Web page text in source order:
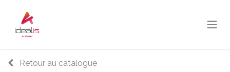
Retour au catalogue